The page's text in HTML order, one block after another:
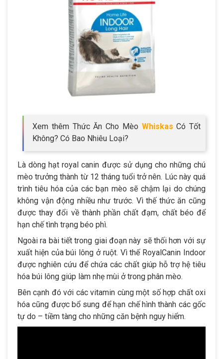
Xem thêm Thức Ăn Cho Mèo Whiskas Có Tốt
Không? Có Bao Nhiêu Loại?
Là dòng hạt royal canin được sử dụng cho những chú
mèo trưởng thành từ 12 tháng tuổi trở nên. Lúc này quá
trình tiêu hóa của các bạn mèo sẽ chậm lại do chúng
không vận động nhiều như trước. Vì thế thức ăn cũng
được thay đổi về thành phần chất đạm, chất béo để
hạn chế tình trạng béo phì.
Ngoài ra bài tiết trong giai đoạn này sẽ thối hơn với sự
xuất hiện của búi lông ở ruột. Vì thế RoyalCanin Indoor
được nghiên cứu để chứa các chất giúp hỗ trợ hệ tiêu
hóa búi lông giúp làm nhẹ mùi ở trong phân mèo.
Bên cạnh đó với các vitamin cùng một số hợp chất oxi
hóa cũng được bổ sung để hạn chế hình thành các gốc
tự do – tiềm tàng cho những căn bệnh nguy hiểm.